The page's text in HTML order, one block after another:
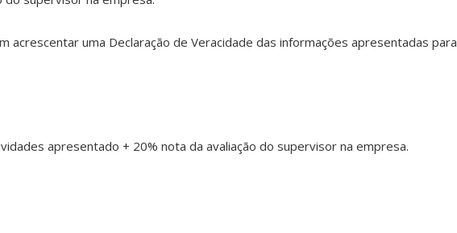
acrescentar uma Declaração de Veracidade das informações apresentadas para
apresentado + 20% nota da avaliação do supervisor na empresa.